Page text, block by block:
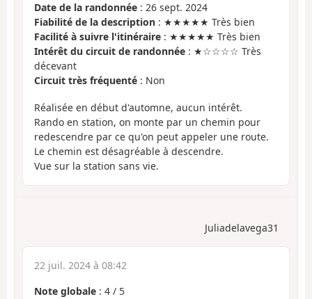
Date de la randonnée : 26 sept. 2024
Fiabilité de la description : ★★★★★ Très bien
Facilité à suivre l'itinéraire : ★★★★★ Très bien
Intérêt du circuit de randonnée : ★☆☆☆☆ Très
décevant
Circuit très fréquenté : Non
Réalisée en début d'automne, aucun intérêt.
Rando en station, on monte par un chemin pour
redescendre par ce qu'on peut appeler une route.
Le chemin est désagréable à descendre.
Vue sur la station sans vie.
Juliadelavega31
22 juil. 2024 à 08:42
Note globale : 4 / 5